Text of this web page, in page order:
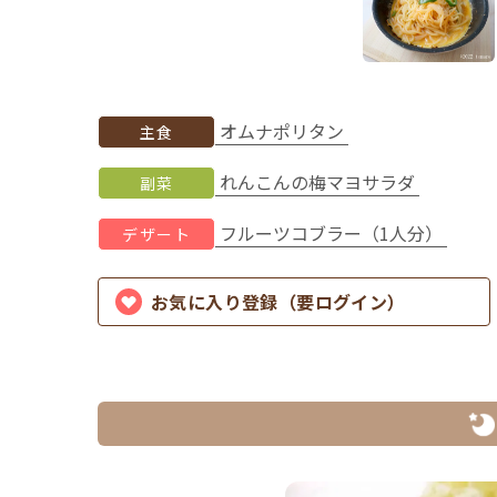
主食 オムナポリタン
副菜 れんこんの梅マヨサラダ
デザート フルーツコブラー（1人分）
お気に入り登録（要ログイン）